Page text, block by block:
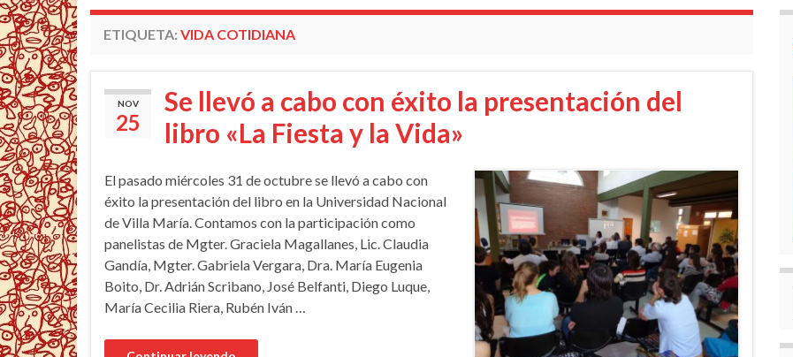
ETIQUETA: VIDA COTIDIANA
NOV
25
Se llevó a cabo con éxito la presentación del
libro «La Fiesta y la Vida»
El pasado miércoles 31 de octubre se llevó a cabo con
éxito la presentación del libro en la Universidad Nacional
de Villa María. Contamos con la participación como
panelistas de Mgter. Graciela Magallanes, Lic. Claudia
Gandía, Mgter. Gabriela Vergara, Dra. María Eugenia
Boito, Dr. Adrián Scribano, José Belfanti, Diego Luque,
María Cecilia Riera, Rubén Iván …